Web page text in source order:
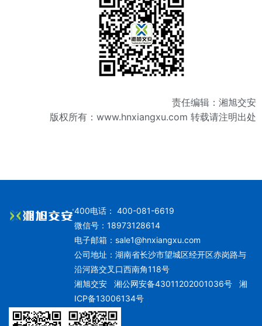
责任编辑：湘旭交安
版权所有： www.hnxiangxu.com 转载请注明出处
400电话： 400-081-6619
微信号：18973128614
电子邮箱： sale1@hnxiangxu.com
公司地址：湖南省长沙市望城区经开区赤岗路与
沿河路交叉口西南角118号
湘旭交安湘公网安备43011202001036号
湘
ICP备13006134号